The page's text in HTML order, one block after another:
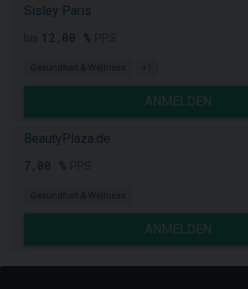
Sisley Paris
12,00 %
Gesundheit & Wellness +1
ANMELDEN
BeautyPlaza.de
7,00 %
Gesundheit & Wellness
ANMELDEN